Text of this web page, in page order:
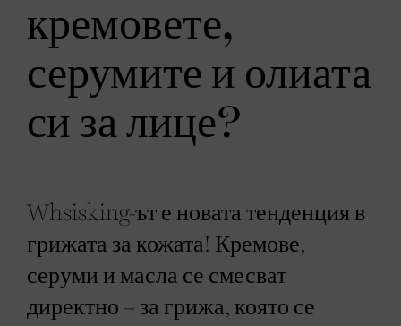
кремовете,
серумите и олиата
си за лице?
Whsisking-ът е новата тенденция в
грижата за кожата! Кремове,
серуми и масла се смесват
директно – за грижа, която се